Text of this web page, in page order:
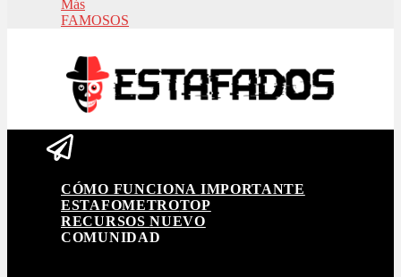
Más
FAMOSOS
CÓMO FUNCIONA IMPORTANTE
ESTAFOMETROTOP
RECURSOSNUEVO
COMUNIDAD